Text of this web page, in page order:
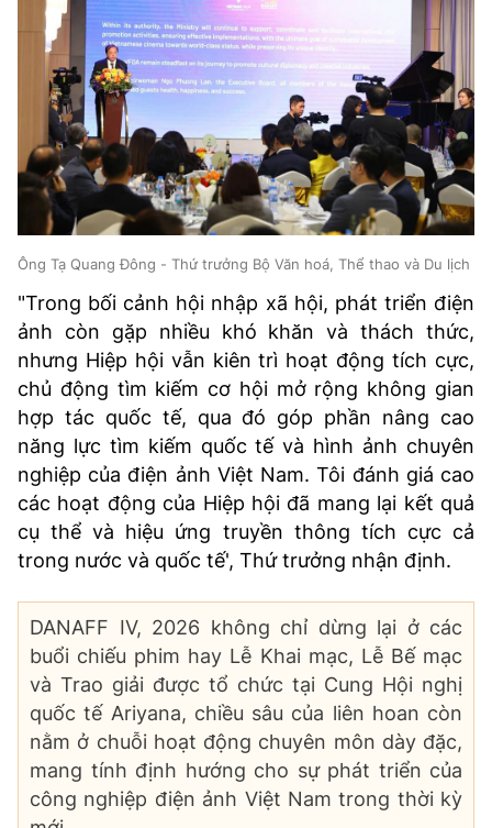
Ông Tạ Quang Đông - Thứ trưởng Bộ Văn hoá, Thể thao và Du lịch
"Trong bối cảnh hội nhập xã hội, phát triển điện
ảnh còn gặp nhiều khó khăn và thách thức,
nhưng Hiệp hội vẫn kiên trì hoạt động tích cực,
chủ động tìm kiếm cơ hội mở rộng không gian
hợp tác quốc tế, qua đó góp phần nâng cao
năng lực tìm kiếm quốc tế và hình ảnh chuyên
nghiệp của điện ảnh Việt Nam. Tôi đánh giá cao
các hoạt động của Hiệp hội đã mang lại kết quả
cụ thể và hiệu ứng truyền thông tích cực cả
trong nước và quốc tế', Thứ trưởng nhận định.
DANAFF IV, 2026 không chỉ dừng lại ở các
buổi chiếu phim hay Lễ Khai mạc, Lễ Bế mạc
và Trao giải được tổ chức tại Cung Hội nghị
quốc tế Ariyana, chiều sâu của liên hoan còn
nằm ở chuỗi hoạt động chuyên môn dày đặc,
mang tính định hướng cho sự phát triển của
công nghiệp điện ảnh Việt Nam trong thời kỳ